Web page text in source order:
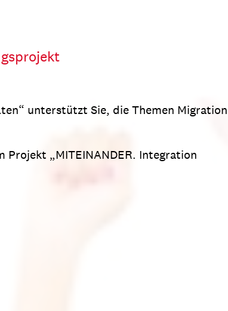
unterstützt Sie, die Themen Migration
Projekt „MITEINANDER. Integration